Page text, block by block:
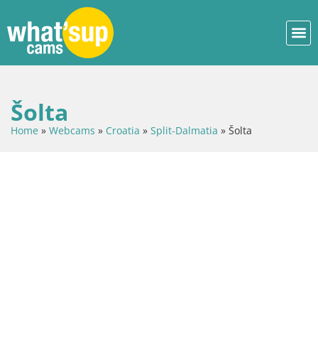
Šolta
Home » Webcams » Croatia » Split-Dalmatia » Šolta